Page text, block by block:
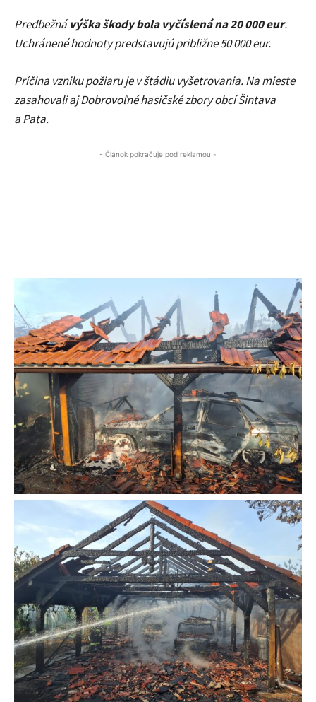
Predbežnávýška škody bola vyčíslená na 20 000 eur.
Uchránené hodnoty predstavujú približne 50 000 eur.
Príčina vzniku požiaru je v štádiu vyšetrovania. Na mieste
zasahovali aj Dobrovoľné hasičské zbory obcí Šintava
a Pata.
- Článok pokračuje pod reklamou -